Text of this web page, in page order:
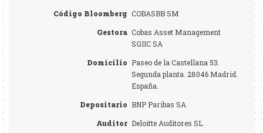
Código Bloomberg COBASBB SM
Gestora Cobas Asset Management
SGIIC SA
Domicilio Paseo de la Castellana 53.
Segunda planta. 28046 Madrid.
España.
Depositario BNP Paribas SA
Auditor Deloitte Auditores SL